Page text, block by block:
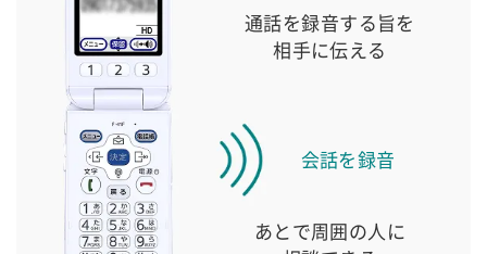
会話を録音
通話を録音する旨を
相手に伝える
あとで周囲の人に